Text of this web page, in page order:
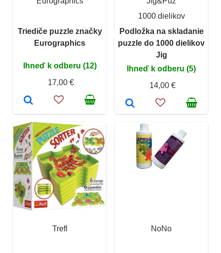
Triediče puzzle značky
Eurographics
Ihneď k odberu (12)
17,00 €
1000 dielikov
Podložka na skladanie
puzzle do 1000 dielikov
Jig
Ihneď k odberu (5)
14,00 €
Trefl NoNo